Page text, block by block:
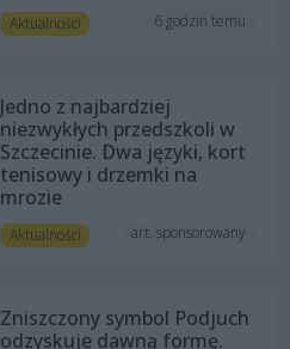
Aktualności 6 godzin temu
Jedno z najbardziej
niezwykłych przedszkoli w
Szczecinie. Dwa języki, kort
tenisowy i drzemki na
mrozie
Aktualności art. sponsorowany
Zniszczony symbol Podjuch
odzyskuje dawną formę.